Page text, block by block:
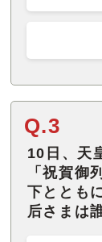
Q.3
10日、天
「祝賀御
下ととも
后さまは